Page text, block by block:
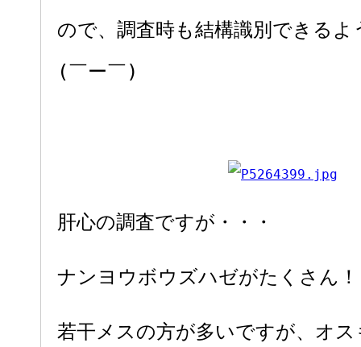
ので、調査時も結構識別できる
(￣ー￣)
肝心の調査ですが・・・
ナンヨウボウズハゼがたくさん
若干メスの方が多いですが、オ